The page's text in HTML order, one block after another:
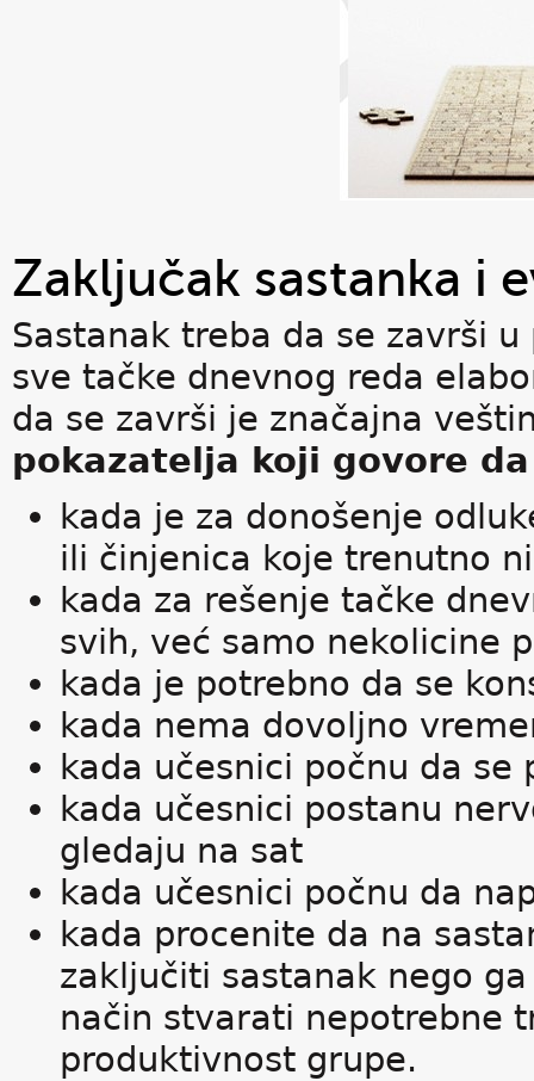
Zaključak sastanka i
Sastanak treba da se završi
sve tačke dnevnog reda
da se završi je značajna
pokazatelja koji govore
kada je za donošenje
ili činjenica koje trenutno
kada za rešenje tačke
svih, već samo nekolicine
kada je potrebno da se
kada nema dovoljno
kada učesnici počnu da se
kada učesnici postanu
gledaju na sat
kada učesnici počnu da
kada procenite da na
zaključiti sastanak nego
način stvarati nepotrebne
produktivnost grupe.